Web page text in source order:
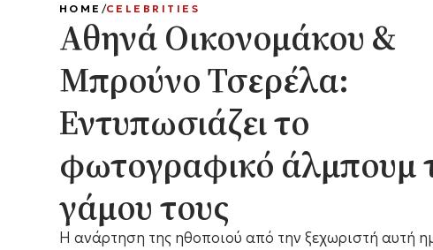
HOME CELEBRITIES
Αθηνά Οικονομάκου &
Μπρούνο Τσερέλα:
Εντυπωσιάζει το
φωτογραφικό άλμπουμ
γάμου τους
Η ανάρτηση της ηθοποιού από την ξεχωριστή αυτή